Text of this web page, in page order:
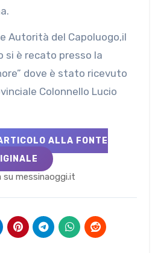
Autorità del Capoluogo,il
si è recato presso la
dove è stato ricevuto
Colonnello Lucio
ALLA FONTE
su messinaoggi.it